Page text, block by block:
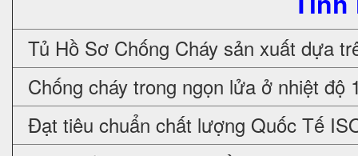
Tủ Hồ Sơ Chống Cháy sản xuất dựa
Chống cháy trong ngọn lửa ở nhiệt độ
Đạt tiêu chuẩn chất lượng Quốc Tế